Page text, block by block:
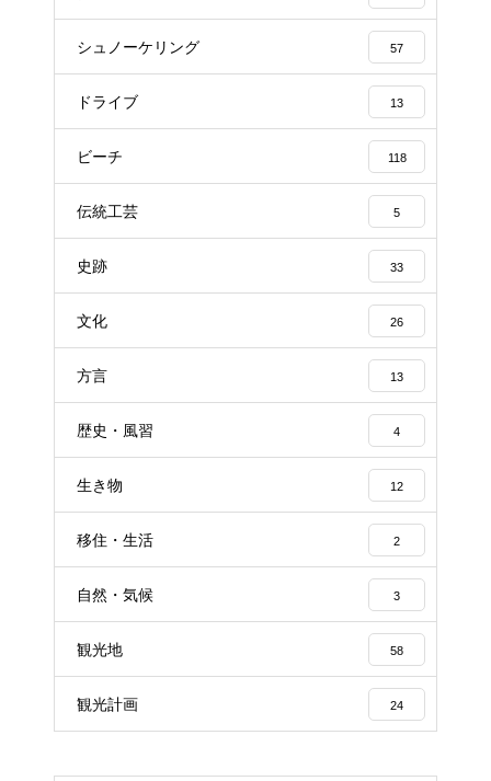
シュノーケリング 57
ドライブ 13
ビーチ 118
伝統工芸 5
史跡 33
文化 26
方言 13
歴史・風習 4
生き物 12
移住・生活 2
自然・気候 3
観光地 58
観光計画 24